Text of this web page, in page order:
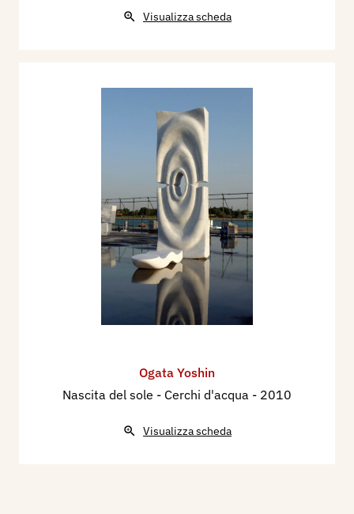
Visualizza scheda
Ogata Yoshin
Nascita del sole - Cerchi d'acqua - 2010
Visualizza scheda